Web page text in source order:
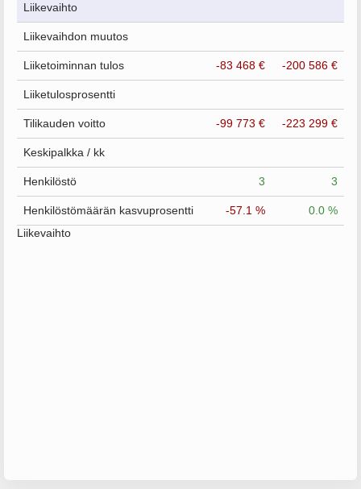
Liikevaihto
Liikevaihdon muutos
Liiketoiminnan tulos -83 468 € -200 586 €
Liiketulosprosentti
Tilikauden voitto -99 773 € -223 299 €
Keskipalkka / kk
Henkilöstö 3 3
Henkilöstömäärän kasvuprosentti -57.1 %
0.0 %
Liikevaihto